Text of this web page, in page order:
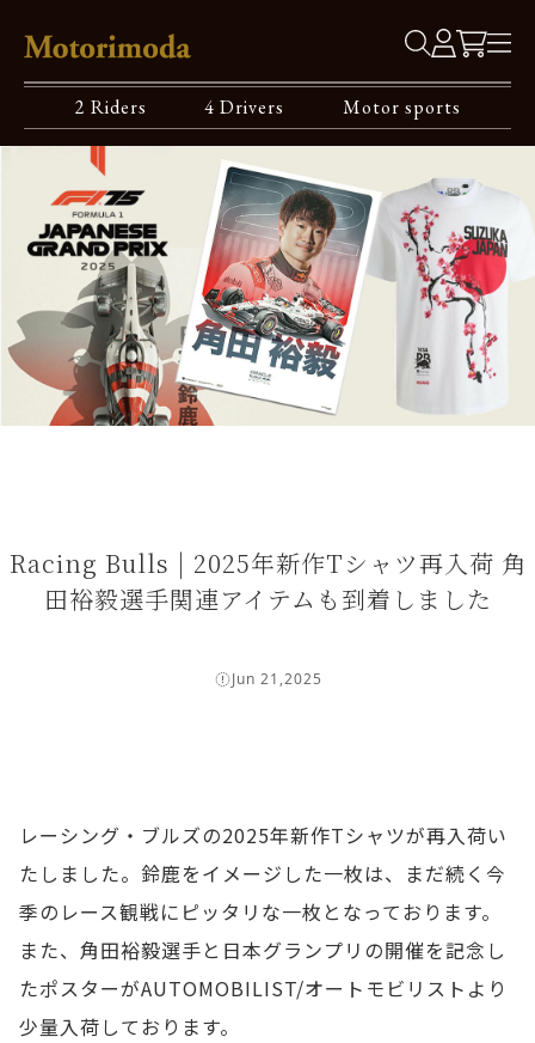
2 Riders 4 Drivers Motor sports
Racing Bulls | 2025年新作Tシャツ再入荷 角
田裕毅選手関連アイテムも到着しました
Jun 21,2025
レーシング・ブルズの2025年新作Tシャツが再入荷い
たしました。鈴鹿をイメージした一枚は、まだ続く今
季のレース観戦にピッタリな一枚となっております。
また、角田裕毅選手と日本グランプリの開催を記念し
たポスターがAUTOMOBILIST/オートモビリストより
少量入荷しております。